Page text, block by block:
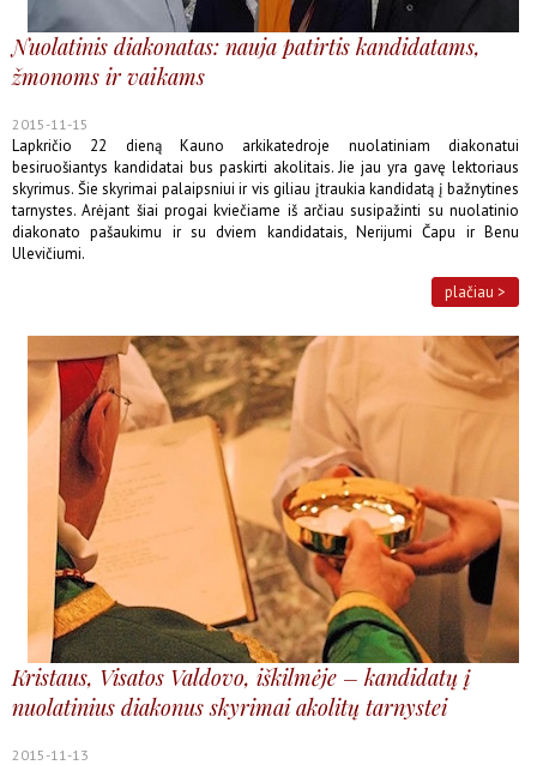
Nuolatinis diakonatas: nauja patirtis kandidatams,
žmonoms ir vaikams
2015-11-15
Lapkričio 22 dieną Kauno arkikatedroje nuolatiniam diakonatui
besiruošiantys kandidatai bus paskirti akolitais. Jie jau yra gavę lektoriaus
skyrimus. Šie skyrimai palaipsniui ir vis giliau įtraukia kandidatą į bažnytines
tarnystes. Arėjant šiai progai kviečiame iš arčiau susipažinti su nuolatinio
diakonato pašaukimu ir su dviem kandidatais, Nerijumi Čapu ir Benu
Ulevičiumi.
plačiau >
Kristaus, Visatos Valdovo, iškilmėje – kandidatų į
nuolatinius diakonus skyrimai akolitų tarnystei
2015-11-13